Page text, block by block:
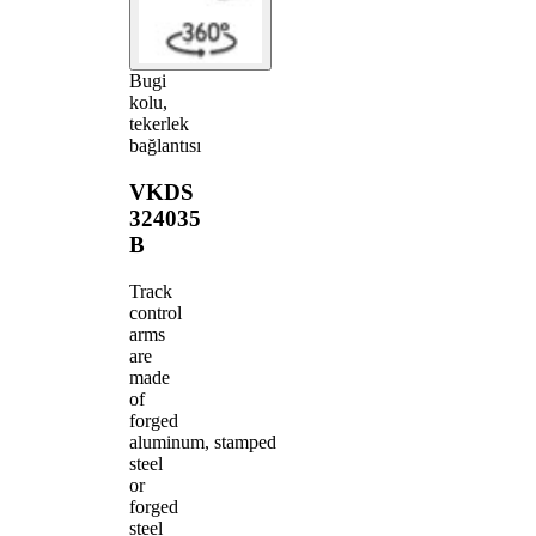
Bugi
kolu,
tekerlek
bağlantısı
VKDS
324035
B
Track
control
arms
are
made
of
forged
aluminum, stamped
steel
or
forged
steel